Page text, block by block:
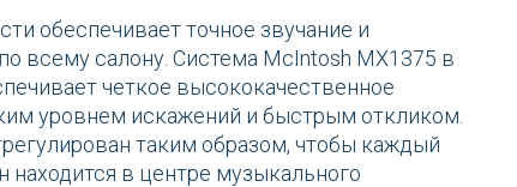
обеспечивает точное звучание и
всему салону. Система McIntosh MX1375 в
четкое высококачественное
уровнем искажений и быстрым откликом.
таким образом, чтобы каждый
находится в центре музыкального